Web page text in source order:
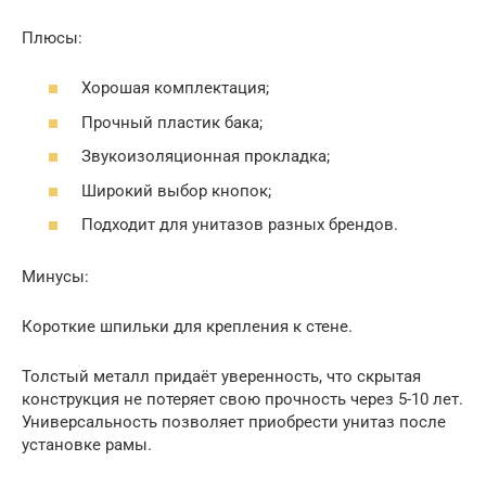
Плюсы:
Хорошая комплектация;
Прочный пластик бака;
Звукоизоляционная прокладка;
Широкий выбор кнопок;
Подходит для унитазов разных брендов.
Минусы:
Короткие шпильки для крепления к стене.
Толстый металл придаёт уверенность, что скрытая
конструкция не потеряет свою прочность через 5-10 лет.
Универсальность позволяет приобрести унитаз после
установке рамы.